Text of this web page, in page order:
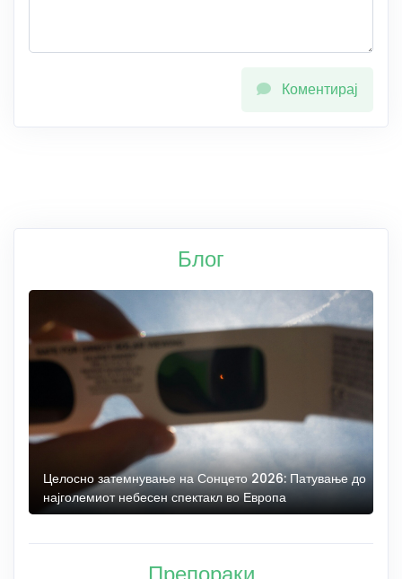
Коментирај
Блог
Целосно затемнување на Сонцето 2026: Патување до
најголемиот небесен спектакл во Европа